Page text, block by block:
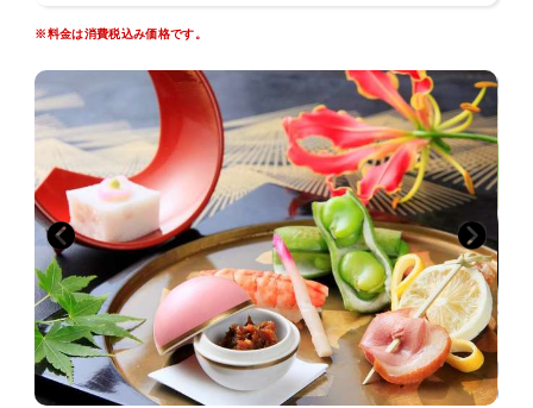
何卒ご了承の上、ご予約いただきますようお願い申し上げます。
■アクセス
車・・・・東京から約2時間 熱海・伊豆・箱根まで約30分
電車・・・JR東海道線湯河原 下車 バス・タクシーで約５分
■周辺情報
・万葉公園： 万葉集にも登場することから歴史と文学に彩られた森
と水が豊かな自然公園。紅葉の名所でもあります。
・独歩の湯： 万葉公園の自然に囲まれ、湯河原温泉にゆかりのある
国木田独歩の名がついた日本最大規模の足湯施設。
・湯河原美術館： 万葉集の原文や、湯河原にゆかりのある文人・画
人の作品が展示されております。
・不動滝： 夏目漱石の「明暗」に登場する落差15ｍの小さな滝。左
右には身代わり不動尊と出世大黒尊が祭られています。
※料金は消費税込み価格です。